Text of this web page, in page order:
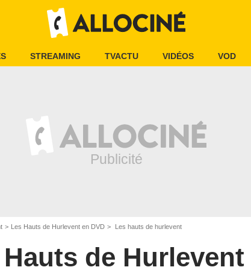
STREAMING TVACTU VIDÉOS VOD
Les Hauts de Hurlevent en DVD Les hauts de hurlevent
de Hurlevent